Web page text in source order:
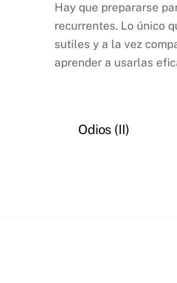
Hay que prepararse
recurrentes. Lo único
sutiles y a la vez
aprender a usarlas
Odios (II)